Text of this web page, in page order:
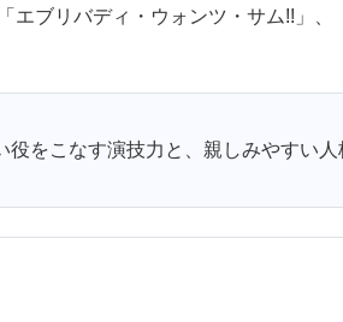
エブリバディ・ウォンツ・サム!!」、
をこなす演技力と、親しみやすい人